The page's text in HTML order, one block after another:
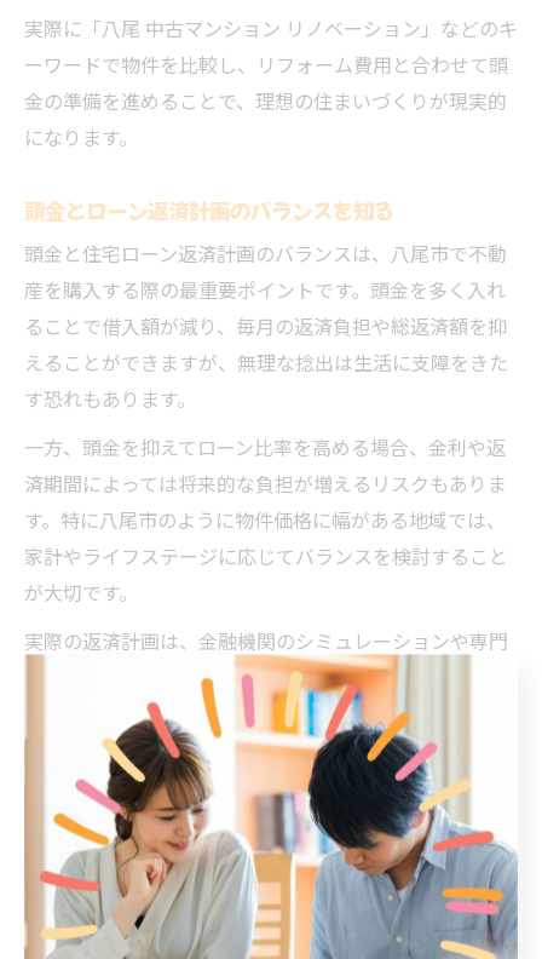
実際に「八尾 中古マンション リノベーション」などのキ
ーワードで物件を比較し、リフォーム費用と合わせて頭
金の準備を進めることで、理想の住まいづくりが現実的
になります。
頭金とローン返済計画のバランスを知る
頭金と住宅ローン返済計画のバランスは、八尾市で不動
産を購入する際の最重要ポイントです。頭金を多く入れ
ることで借入額が減り、毎月の返済負担や総返済額を抑
えることができますが、無理な捻出は生活に支障をきた
す恐れもあります。
一方、頭金を抑えてローン比率を高める場合、金利や返
済期間によっては将来的な負担が増えるリスクもありま
す。特に八尾市のように物件価格に幅がある地域では、
家計やライフステージに応じてバランスを検討すること
が大切です。
実際の返済計画は、金融機関のシミュレーションや専門
家のアドバイスを活用し、「八尾市 マンション 計画」な
どの情報も参考に無理のない資金計画を立てましょう。
返済と生活の両立が、理想の住まいと安心の暮らしにつ
ながります。
八尾市で家を選ぶ時の不動産費用節約